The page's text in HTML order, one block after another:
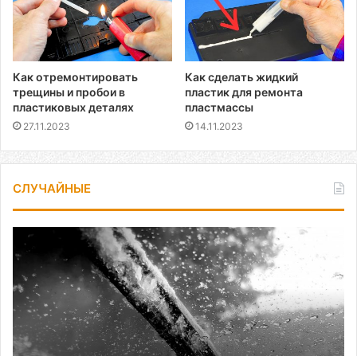
Как отремонтировать
трещины и пробои в
пластиковых деталях
27.11.2023
Как сделать жидкий
пластик для ремонта
пластмассы
14.11.2023
СЛУЧАЙНЫЕ
Дешевый
антилед